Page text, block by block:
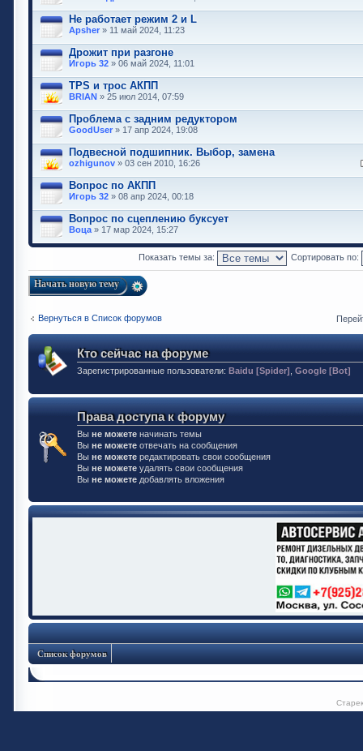
Не работает режим 2 и L
Apsher » 11 май 2024, 11:23
Дрожит при разгоне
Игорь 32 » 06 май 2024, 11:01
TPS и трос АКПП
BRIAN » 25 июл 2014, 07:59
Проблема с задним редуктором
GoodUser » 17 апр 2024, 19:08
Подвесной подшипник. Выбор, замена
ozhigunov » 03 сен 2010, 16:26
Вопрос по АКПП
Игорь 32 » 08 апр 2024, 00:18
Вопрос по сцеплению буксует
Воца » 17 мар 2024, 15:27
Показать темы за: Сортировать по:
Начать новую тему
Вернуться в Список форумов
Кто сейчас на форуме
Зарегистрированные пользователи: Baidu [Spider] Google [Bot]
Права доступа к форуму
Вы не можете начинать темы
Вы не можете отвечать на сообщения
Вы не можете редактировать свои сообщения
Вы не можете удалять свои сообщения
Вы не можете добавлять вложения
Список форумов